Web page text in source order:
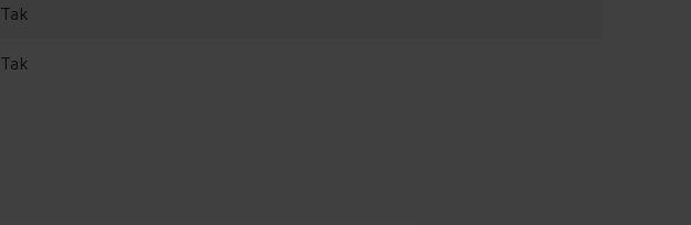
Tak
Tak